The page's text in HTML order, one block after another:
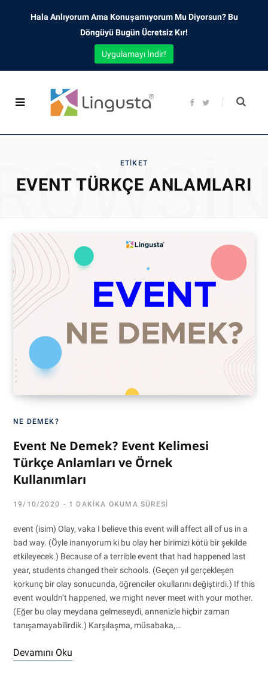
F
b
t
ETIKET
EVENT TÜRKÇE ANLAMLARI
NE DEMEK?
Event Ne Demek? Event Kelimesi
Türkçe Anlamları ve Örnek
Kullanımları
19/10/2020 1 DAKIKA OKUMA SÜRESI
event (isim) Olay, vaka I believe this event will affect all of us in a
bad way. (Öyle inanıyorum ki bu olay her birimizi kötü bir şekilde
etkileyecek.) Because of a terrible event that had happened last
year, students changed their schools. (Geçen yıl gerçekleşen
korkunç bir olay sonucunda, öğrenciler okullarını değiştirdi.) If this
event wouldn’t happened, we might never meet with your mother.
(Eğer bu olay meydana gelmeseydi, annenizle hiçbir zaman
tanışamayabilirdik.) Karşılaşma, müsabaka,…
Devamını Oku
Hala Anlıyorum Ama Konuşamıyorum Mu Diyorsun? Bu
Döngüyü Bugün Ücretsiz Kır!
Uygulamayı İndir!